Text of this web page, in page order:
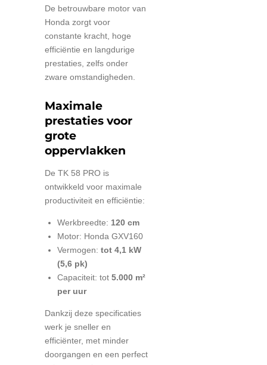
De betrouwbare motor van
Honda zorgt voor
constante kracht, hoge
efficiëntie en langdurige
prestaties, zelfs onder
zware omstandigheden.
Maximale
prestaties voor
grote
oppervlakken
De TK 58 PRO is
ontwikkeld voor maximale
productiviteit en efficiëntie:
Werkbreedte: 120 cm
Motor: Honda GXV160
Vermogen: tot 4,1 kW
(5,6 pk)
Capaciteit: tot 5.000 m²
per uur
Dankzij deze specificaties
werk je sneller en
efficiënter, met minder
doorgangen en een perfect